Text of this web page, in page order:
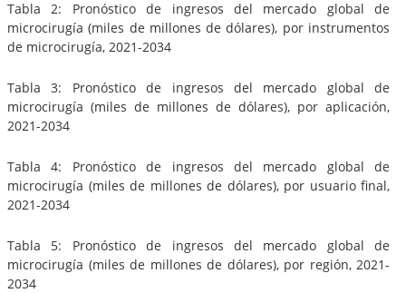
Tabla 2: Pronóstico de ingresos del mercado global de
microcirugía (miles de millones de dólares), por instrumentos
de microcirugía, 2021-2034
Tabla 3: Pronóstico de ingresos del mercado global de
microcirugía (miles de millones de dólares), por aplicación,
2021-2034
Tabla 4: Pronóstico de ingresos del mercado global de
microcirugía (miles de millones de dólares), por usuario final,
2021-2034
Tabla 5: Pronóstico de ingresos del mercado global de
microcirugía (miles de millones de dólares), por región, 2021-
2034